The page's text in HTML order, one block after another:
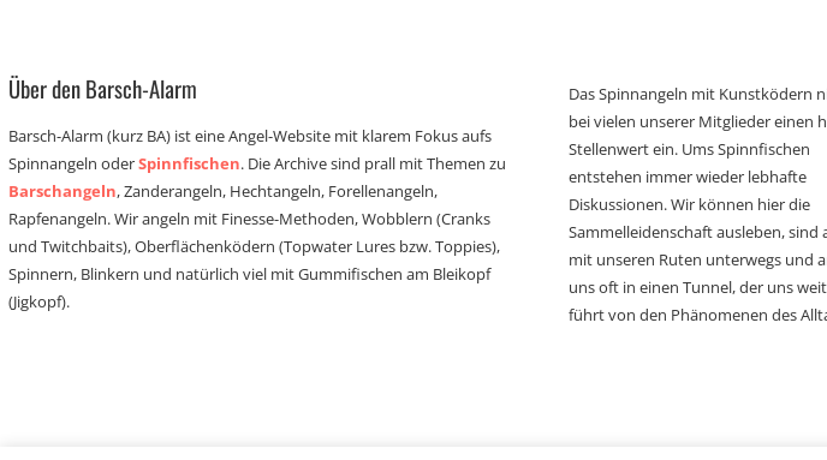
Über den Barsch-Alarm
Barsch-Alarm (kurz BA) ist eine Angel-Website mit klarem Fokus aufs
Spinnangeln oderSpinnfischen. Die Archive sind prall mit Themen zu
Barschangeln, Zanderangeln, Hechtangeln, Forellenangeln,
Rapfenangeln. Wir angeln mit Finesse-Methoden, Wobblern (Cranks
und Twitchbaits), Oberflächenködern (Topwater Lures bzw. Toppies),
Spinnern, Blinkern und natürlich viel mit Gummifischen am Bleikopf
(Jigkopf).
Das Spinnangeln mit Kunstködern
bei vielen unserer Mitglieder einen
Stellenwert ein. Ums Spinnfischen
entstehen immer wieder lebhafte
Diskussionen. Wir können hier die
Sammelleidenschaft ausleben, sind
mit unseren Ruten unterwegs und
uns oft in einen Tunnel, der uns
führt von den Phänomenen des